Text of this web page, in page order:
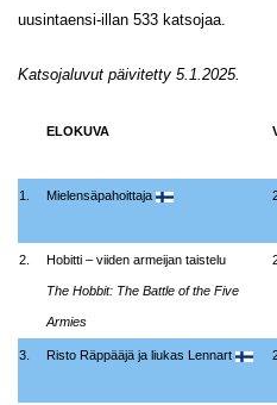
uusintaensi-illan 533 katsojaa.
Katsojaluvut päivitetty 5.1.2025.
ELOKUVA
1. Mielensäpahoittaja
2. Hobitti – viiden armeijan taistelu
The Hobbit: The Battle of the Five
Armies
3. Risto Räppääjä ja liukas Lennart